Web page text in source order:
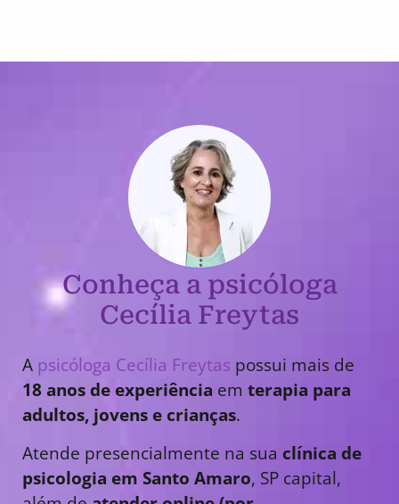
Conheça a psicóloga
Cecília Freytas
A psicóloga Cecília Freytas possui mais de
18 anos de experiência em terapia para
adultos, jovens e crianças.
Atende presencialmente na sua clínica de
psicologia em Santo Amaro, SP capital,